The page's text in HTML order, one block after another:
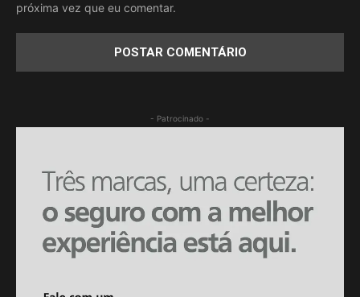
próxima vez que eu comentar.
- Patrocinado -